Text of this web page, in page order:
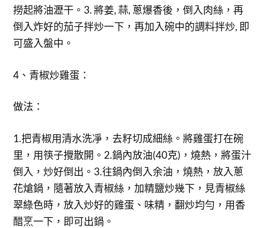
撈起將油瀝干。3. 將姜, 蒜, 蔥爆香後，倒入肉絲，再
倒入炸好的茄子拌炒一下，再加入碗中的調料拌炒, 即
可盛入盤中。
4、青椒炒雞蛋：
做法：
1.把青椒用清水洗凈，去籽切成細絲。將雞蛋打在碗
里，用筷子攪散開。2.鍋內放油(40克)，燒熱，將蛋汁
倒入，炒好倒出。3.往鍋內倒入余油，燒熱，放入蔥
花熗鍋，隨著放入青椒絲，加精鹽炒幾下，見青椒絲
翠綠色時，放入炒好的雞蛋、味精，翻炒均勻，用香
醋烹一下，即可出鍋。